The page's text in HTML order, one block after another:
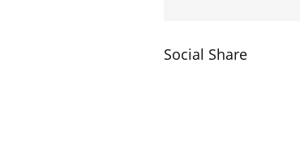
Social Share